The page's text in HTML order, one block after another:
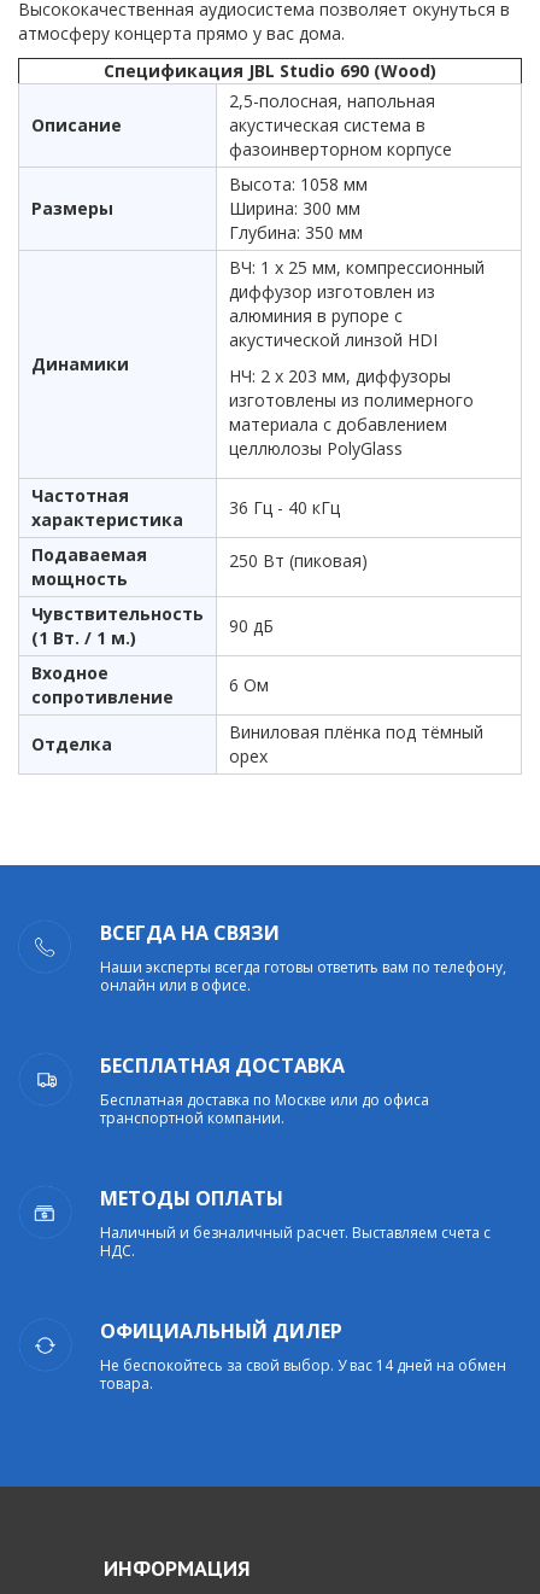
Высококачественная аудиосистема позволяет окунуться в
атмосферу концерта прямо у вас дома.
Спецификация JBL Studio 690 (Wood)
Описание
2,5-полосная, напольная
акустическая система в
фазоинверторном корпусе
Размеры
Высота: 1058 мм
Ширина: 300 мм
Глубина: 350 мм
Динамики
ВЧ: 1 х 25 мм, компрессионный
диффузор изготовлен из
алюминия в рупоре с
акустической линзой HDI
НЧ: 2 х 203 мм, диффузоры
изготовлены из полимерного
материала с добавлением
целлюлозы PolyGlass
Частотная
характеристика
36 Гц - 40 кГц
Подаваемая
мощность
250 Вт (пиковая)
Чувствительность
(1 Вт. / 1 м.)
90 дБ
Входное
сопротивление
6 Ом
Отделка
Виниловая плёнка под тёмный
орех
ВСЕГДА НА СВЯЗИ
Наши эксперты всегда готовы ответить вам по телефону,
онлайн или в офисе.
БЕСПЛАТНАЯ ДОСТАВКА
Бесплатная доставка по Москве или до офиса
транспортной компании.
МЕТОДЫ ОПЛАТЫ
Наличный и безналичный расчет. Выставляем счета с
НДС.
ОФИЦИАЛЬНЫЙ ДИЛЕР
Не беспокойтесь за свой выбор. У вас 14 дней на обмен
товара.
ИНФОРМАЦИЯ